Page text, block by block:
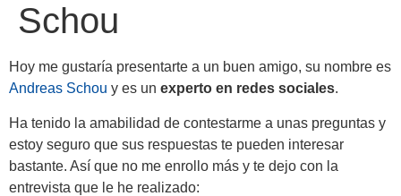
Schou
Hoy me gustaría presentarte a un buen amigo, su nombre es
Andreas Schou y es un experto en redes sociales.
Ha tenido la amabilidad de contestarme a unas preguntas y
estoy seguro que sus respuestas te pueden interesar
bastante. Así que no me enrollo más y te dejo con la
entrevista que le he realizado: